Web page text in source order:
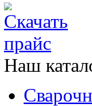
Наш